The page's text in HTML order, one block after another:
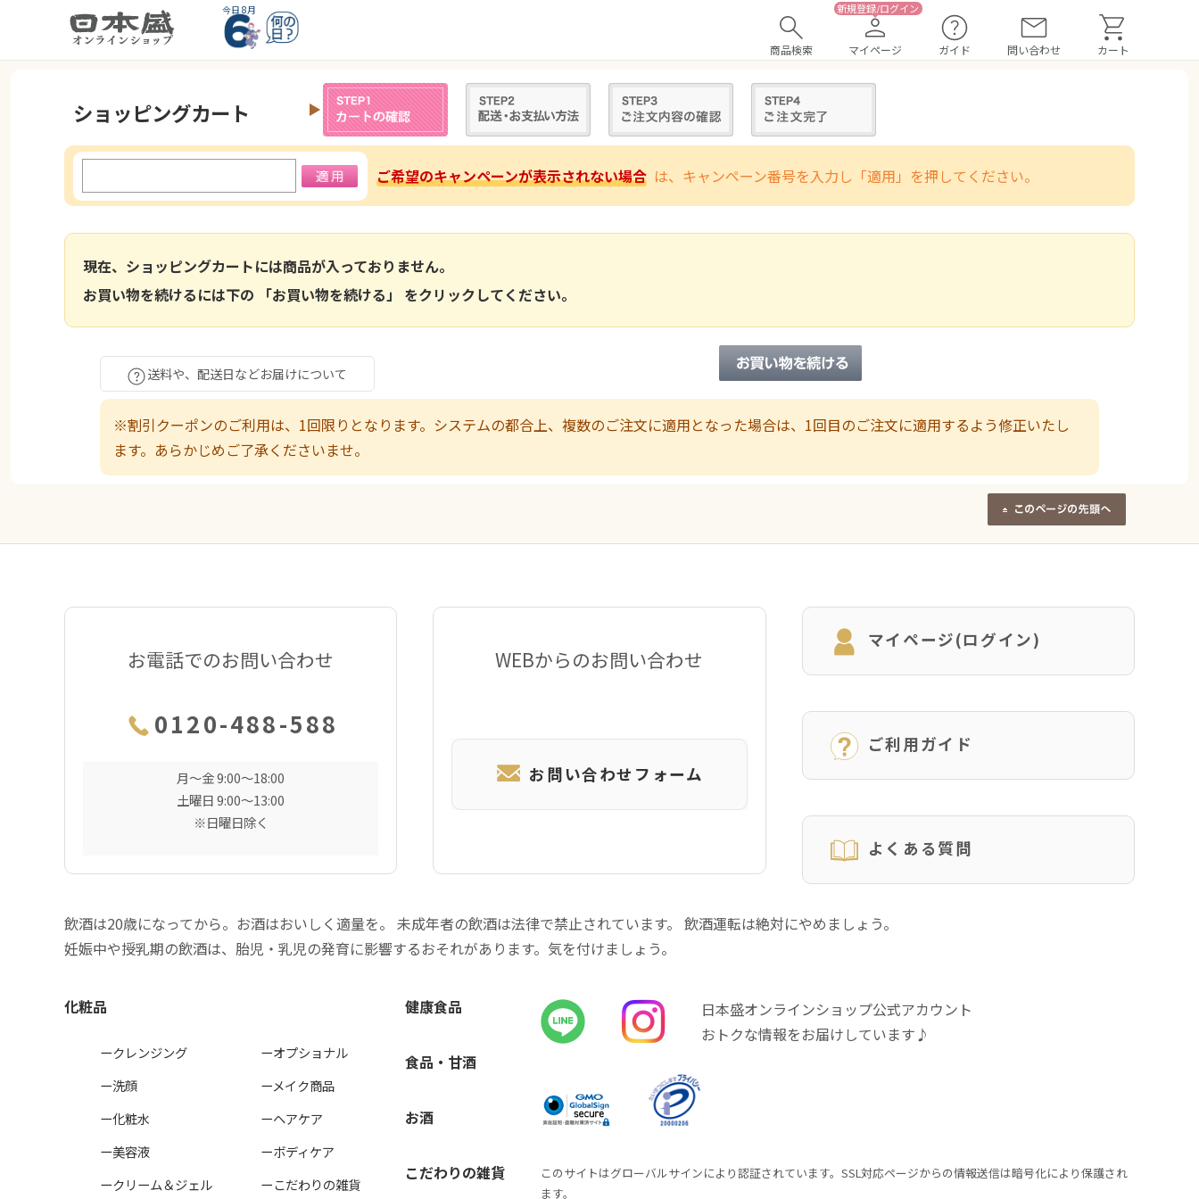
今日 8月
商品検索 マイページ ガイド 問い合わせ カート
ショッピングカート
ご希望のキャンペーンが表示されない場合 は、キャンペーン番号を入力し「適用」を押してください。
現在、ショッピングカートには商品が入っておりません。
お買い物を続けるには下の 「お買い物を続ける」 をクリックしてください。
送料や、配送日などお届けについて
※割引クーポンのご利用は、1回限りとなります。システムの都合上、複数のご注文に適用となった場合は、1回目のご注文に適用するよう修正いたし
ます。あらかじめご了承くださいませ。
お電話でのお問い合わせ
0120-488-588
月〜金 9:00〜18:00
土曜日 9:00〜13:00
※日曜日除く
WEBからのお問い合わせ
お問い合わせフォーム
マイページ(ログイン)
ご利用ガイド
よくある質問
飲酒は20歳になってから。お酒はおいしく適量を。 未成年者の飲酒は法律で禁止されています。 飲酒運転は絶対にやめましょう。
妊娠中や授乳期の飲酒は、胎児・乳児の発育に影響するおそれがあります。気を付けましょう。
化粧品
ークレンジング
ー洗顔
ー化粧水
ー美容液
ークリーム＆ジェル
ーオプショナル
ーメイク商品
ーヘアケア
ーボディケア
ーこだわりの雑貨
健康食品
食品・甘酒
お酒
こだわりの雑貨
日本盛オンラインショップ公式アカウント
おトクな情報をお届けしています♪
このサイトはグローバルサインにより認証されています。SSL対応ページからの情報送信は暗号化により保護され
ます。